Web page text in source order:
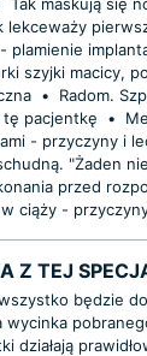
lekceważy
plamienie
szyjki macicy,
•
Radom.
pacjentkę
•
- przyczyny i
"Żaden
przed
w ciąży -
Z TEJ
będzie
wycinka
działają